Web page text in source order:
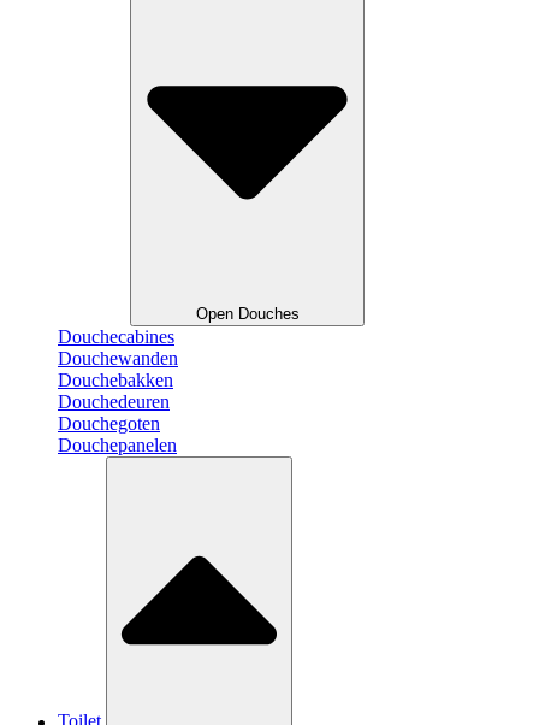
Open Douches
Douchecabines
Douchewanden
Douchebakken
Douchedeuren
Douchegoten
Douchepanelen